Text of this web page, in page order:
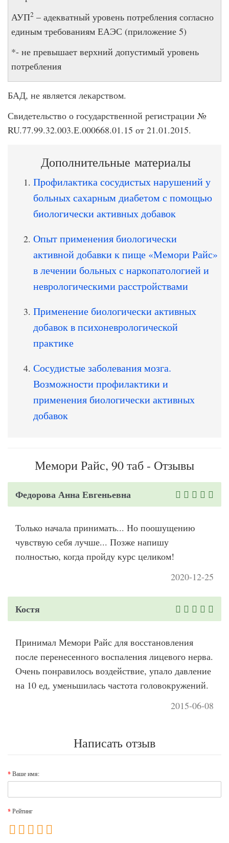
АУП2 – адекватный уровень потребления согласно
единым требованиям ЕАЭС (приложение 5)
*- не превышает верхний допустимый уровень
потребления
БАД, не является лекарством.
Свидетельство о государственной регистрации №
RU.77.99.32.003.Е.000668.01.15 от 21.01.2015.
Дополнительные материалы
Профилактика сосудистых нарушений у
больных сахарным диабетом с помощью
биологически активных добавок
Опыт применения биологически
активной добавки к пище «Мемори Райс»
в лечении больных с наркопатологией и
неврологическими расстройствами
Применение биологически активных
добавок в психоневрологической
практике
Сосудистые заболевания мозга.
Возможности профилактики и
применения биологически активных
добавок
Мемори Райс, 90 таб - Отзывы
Федорова Анна Евгеньевна
Только начала принимать... Но поошущению
чувствую себя лучше... Позже напишу
полностью, когда пройду курс целиком!
2020-12-25
Костя
Принимал Мемори Райс для восстановления
после перенесенного воспаления лицевого нерва.
Очень понравилось воздействие, упало давление
на 10 ед, уменьшилась частота головокружений.
2015-06-08
Написать отзыв
Ваше имя:
Рейтинг